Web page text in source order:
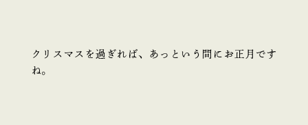
クリスマスを過ぎれば、あっという間にお正月です
ね。